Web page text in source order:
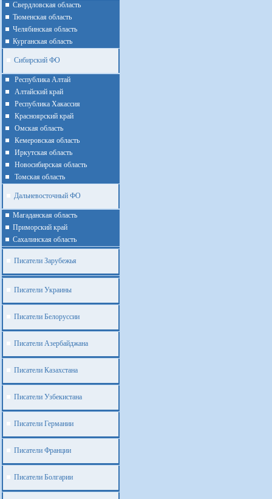
Cвердловская область
Тюменская область
Челябинская область
Курганская область
Сибирский ФО
Республика Алтай
Алтайcкий край
Республика Хакассия
Красноярский край
Омская область
Кемеровская область
Иркутская область
Новосибирская область
Томская область
Дальневосточный ФО
Магаданская область
Приморский край
Cахалинская область
Писатели Зарубежья
Писатели Украины
Писатели Белоруссии
Писатели Азербайджана
Писатели Казахстана
Писатели Узбекистана
Писатели Германии
Писатели Франции
Писатели Болгарии